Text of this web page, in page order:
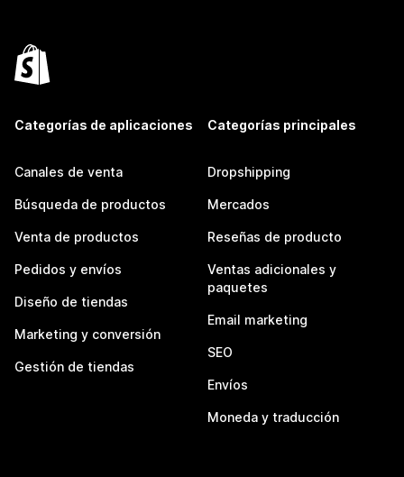
Categorías de aplicaciones
Canales de venta
Búsqueda de productos
Venta de productos
Pedidos y envíos
Diseño de tiendas
Marketing y conversión
Gestión de tiendas
Categorías principales
Dropshipping
Mercados
Reseñas de producto
Ventas adicionales y
paquetes
Email marketing
SEO
Envíos
Moneda y traducción